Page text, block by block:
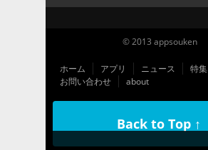
© 2013 appsouken
ホーム アプリ ニュース 特集
お問い合わせ
about
Back to Top ↑